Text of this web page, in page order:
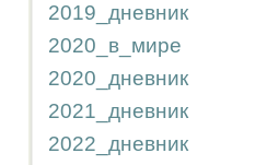
2019_дневник
2020_в_мире
2020_дневник
2021_дневник
2022_дневник